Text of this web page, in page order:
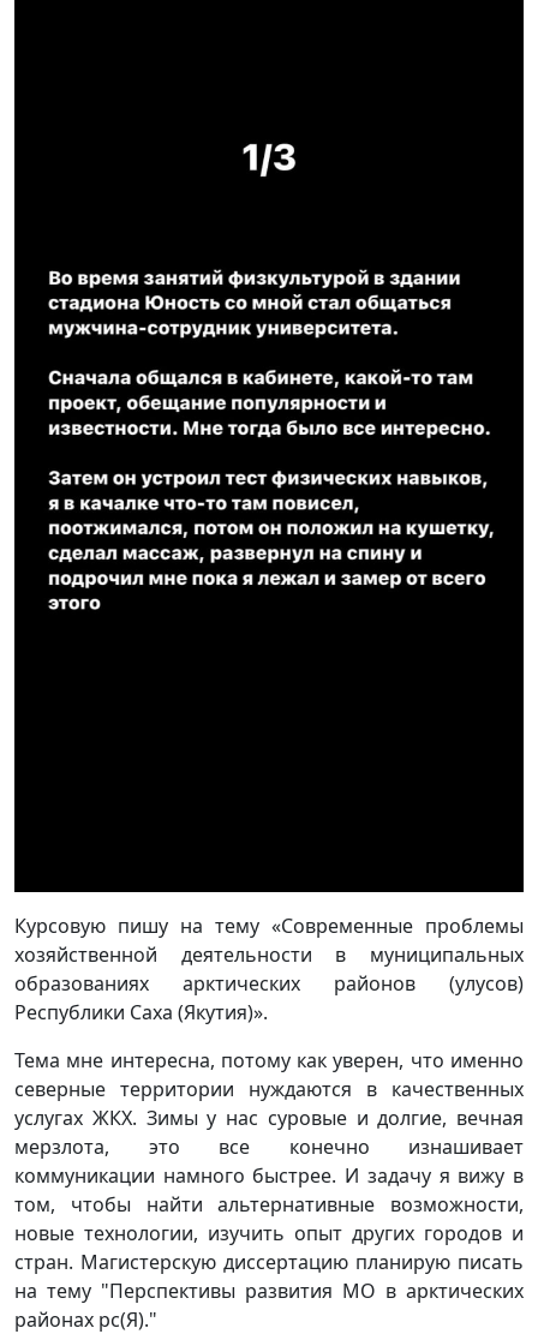
Курсовую пишу на тему «Современные проблемы
хозяйственной деятельности в муниципальных
образованиях арктических районов (улусов)
Республики Саха (Якутия)».
Тема мне интересна, потому как уверен, что именно
северные территории нуждаются в качественных
услугах ЖКХ. Зимы у нас суровые и долгие, вечная
мерзлота, это все конечно изнашивает
коммуникации намного быстрее. И задачу я вижу в
том, чтобы найти альтернативные возможности,
новые технологии, изучить опыт других городов и
стран. Магистерскую диссертацию планирую писать
на тему "Перспективы развития МО в арктических
районах рс(Я)."